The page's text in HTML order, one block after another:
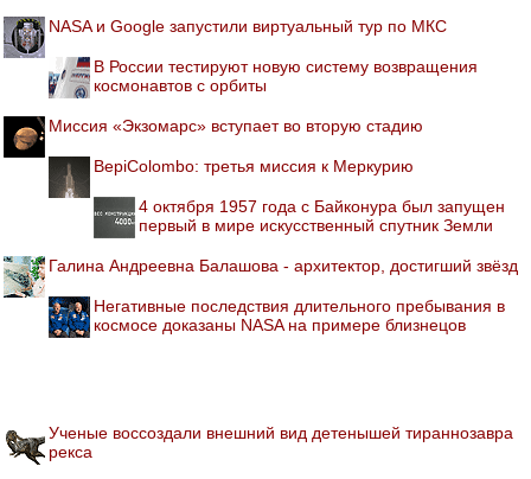
NASA и Google запустили виртуальный тур по МКС
В России тестируют новую систему возвращения
космонавтов с орбиты
Миссия «Экзомарс» вступает во вторую стадию
BepiColombo: третья миссия к Меркурию
4 октября 1957 года с Байконура был запущен
первый в мире искусственный спутник Земли
Галина Андреевна Балашова - архитектор, достигший звёзд
Негативные последствия длительного пребывания в
космосе доказаны NASA на примере близнецов
Ученые воссоздали внешний вид детенышей тираннозавра
рекса